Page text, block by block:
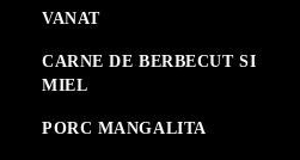
VANAT
CARNE DE BERBECUT SI
MIEL
PORC MANGALITA